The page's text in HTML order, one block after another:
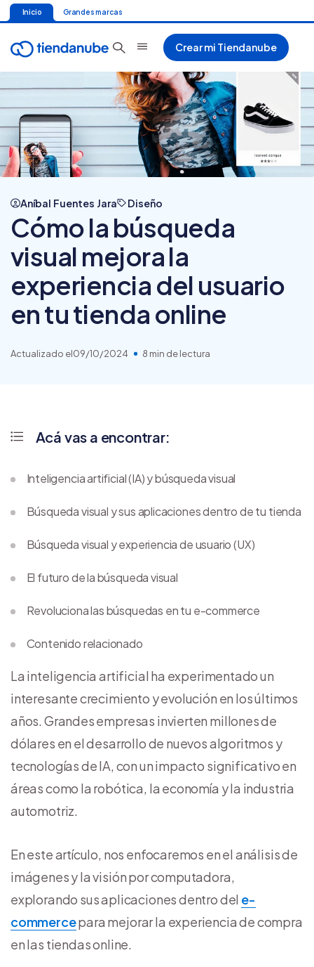
Inicio Grandes marcas
Crear mi Tiendanube
Aníbal Fuentes Jara Diseño
Cómo la búsqueda
visual mejora la
experiencia del usuario
en tu tienda online
Actualizado el09/10/2024 8 min de lectura
La inteligencia artificial ha experimentado un
interesante crecimiento y evolución en los últimos
años. Grandes empresas invierten millones de
dólares en el desarrollo de nuevos algoritmos y
tecnologías de IA, con un impacto significativo en
áreas como la robótica, la economía y la industria
automotriz.
En este artículo, nos enfocaremos en el análisis de
imágenes y la visión por computadora,
explorando sus aplicaciones dentro del e-
commercepara mejorar la experiencia de compra
en las tiendas online.
Acá vas a encontrar:
Inteligencia artificial (IA) y búsqueda visual
Búsqueda visual y sus aplicaciones dentro de tu tienda
Búsqueda visual y experiencia de usuario (UX)
El futuro de la búsqueda visual
Revoluciona las búsquedas en tu e-commerce
Contenido relacionado